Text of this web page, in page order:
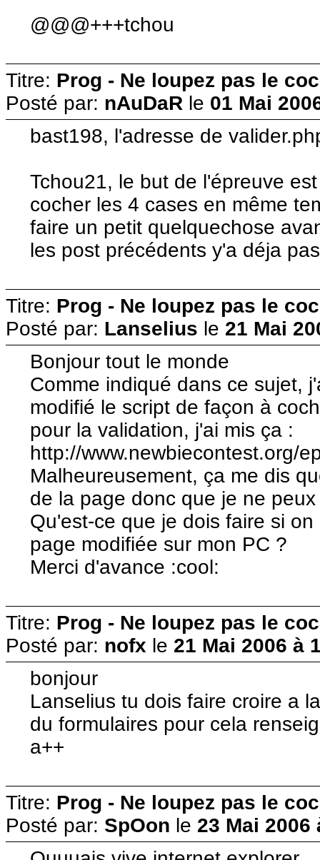
@@@+++tchou
Titre: Prog - Ne loupez pas le
Posté par: nAuDaR le 01 Mai
bast198, l'adresse de
Tchou21, le but de l'épreuve
cocher les 4 cases en même
faire un petit quelquechose
les post précédents y'a déja
Titre: Prog - Ne loupez pas le
Posté par: Lanselius le 21 Mai
Bonjour tout le monde
Comme indiqué dans ce sujet,
modifié le script de façon à
pour la validation, j'ai mis ça :
http://www.newbiecontest.org/
Malheureusement, ça me dis
de la page donc que je ne
Qu'est-ce que je dois faire si
page modifiée sur mon PC ?
Merci d'avance :cool:
Titre: Prog - Ne loupez pas le
Posté par: nofx le 21 Mai 2006 à
bonjour
Lanselius tu dois faire croire a
du formulaires pour cela
a++
Titre: Prog - Ne loupez pas le
Posté par: SpOon le 23 Mai 2006